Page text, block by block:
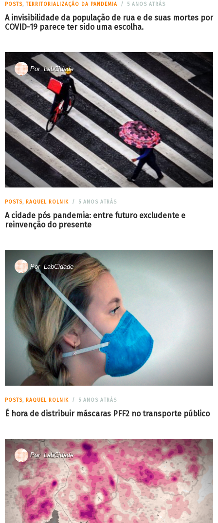
POSTS, TERRITORIALIZAÇÃO DA PANDEMIA 5 ANOS ATRÁS
A invisibilidade da população de rua e de suas mortes por
COVID-19 parece ter sido uma escolha.
PorLabCidade
POSTS, RAQUEL ROLNIK 5 ANOS ATRÁS
A cidade pós pandemia: entre futuro excludente e
reinvenção do presente
Por LabCidade
POSTS, RAQUEL ROLNIK 5 ANOS ATRÁS
É hora de distribuir máscaras PFF2 no transporte público
PorLabCidade